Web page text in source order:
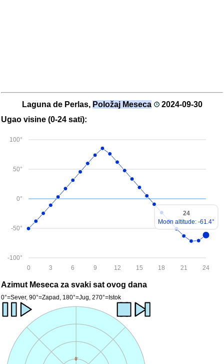
Laguna de Perlas, Položaj Meseca
2024-09-30
Ugao visine (0-24 sati):
-100°
-50°
0°
50°
100°
24
21
18
15
12
9
6
3
0
24
Moon altitude: -61.4°
Azimut Meseca za svaki sat ovog dana
0°=Sever, 90°=Zapad, 180°=Jug, 270°=Istok